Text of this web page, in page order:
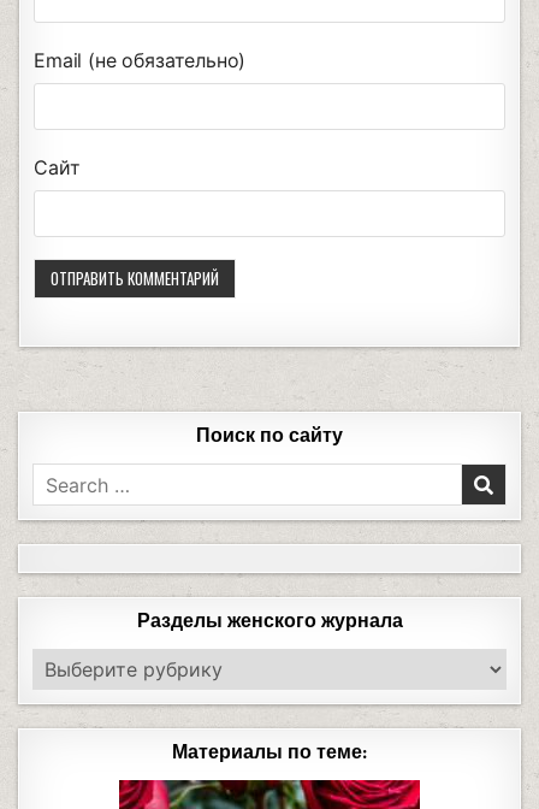
Email (не обязательно)
Сайт
Поиск по сайту
Разделы женского журнала
Материалы по теме: